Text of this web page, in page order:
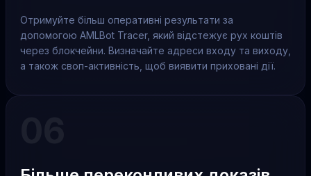
Отримуйте більш оперативні результати за
допомогою AMLBot Tracer, який відстежує рух коштів
через блокчейни. Визначайте адреси входу та виходу,
а також своп-активність, щоб виявити приховані дії.